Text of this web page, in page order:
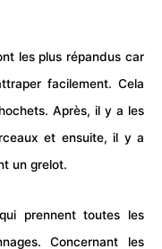
les plus répandus car
facilement. Cela
Après, il y a les
et ensuite, il y a
un grelot.
prennent toutes les
Concernant les